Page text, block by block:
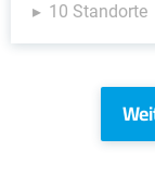
10 Standorte